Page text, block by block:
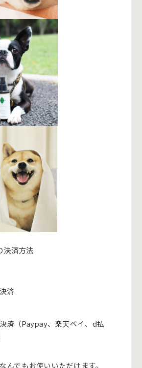
決済方法
済
済（Paypay、楽天ペイ、d払
んでもお使いいただけます。